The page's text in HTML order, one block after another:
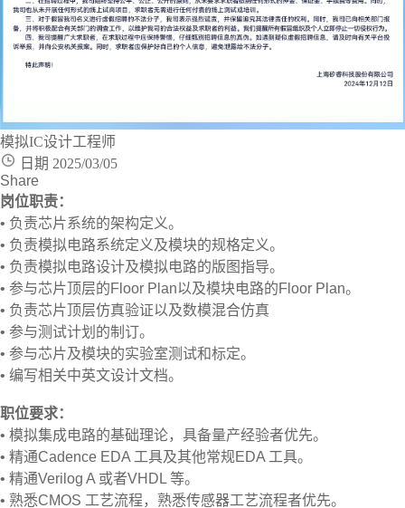
模拟IC设计工程师
日期 2025/03/05
Share
岗位职责：
• 负责芯片系统的架构定义。
• 负责模拟电路系统定义及模块的规格定义。
• 负责模拟电路设计及模拟电路的版图指导。
• 参与芯片顶层的Floor Plan以及模块电路的Floor Plan。
• 负责芯片顶层仿真验证以及数模混合仿真
• 参与测试计划的制订。
• 参与芯片及模块的实验室测试和标定。
• 编写相关中英文设计文档。
职位要求：
• 模拟集成电路的基础理论，具备量产经验者优先。
• 精通Cadence EDA 工具及其他常规EDA 工具。
• 精通Verilog A 或者VHDL 等。
• 熟悉CMOS 工艺流程，熟悉传感器工艺流程者优先。